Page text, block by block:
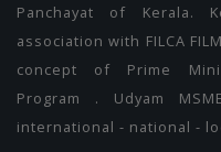
Panchayat of Kerala.
association with FILCA
concept of Prime
Program . Udyam
international - national -